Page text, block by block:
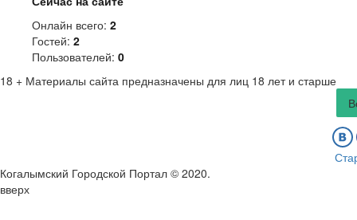
Онлайн всего: 2
Гостей: 2
Пользователей: 0
18 + Материалы сайта предназначены для лиц 18 лет и старше
Когалымский Городской Портал © 2020.
вверх